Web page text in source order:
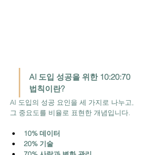
AI 도입 성공을 위한 10:20:70
법칙이란?
AI 도입의 성공 요인을 세 가지로 나누고,
그 중요도를 비율로 표현한 개념입니다.
10% 데이터
20% 기술